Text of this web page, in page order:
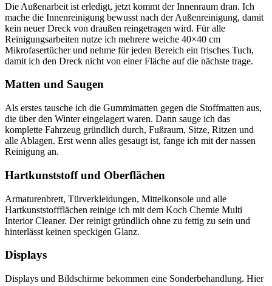
Die Außenarbeit ist erledigt, jetzt kommt der Innenraum dran. Ich
mache die Innenreinigung bewusst nach der Außenreinigung, damit
kein neuer Dreck von draußen reingetragen wird. Für alle
Reinigungsarbeiten nutze ich mehrere weiche 40×40 cm
Mikrofasertücher und nehme für jeden Bereich ein frisches Tuch,
damit ich den Dreck nicht von einer Fläche auf die nächste trage.
Matten und Saugen
Als erstes tausche ich die Gummimatten gegen die Stoffmatten aus,
die über den Winter eingelagert waren. Dann sauge ich das
komplette Fahrzeug gründlich durch, Fußraum, Sitze, Ritzen und
alle Ablagen. Erst wenn alles gesaugt ist, fange ich mit der nassen
Reinigung an.
Hartkunststoff und Oberflächen
Armaturenbrett, Türverkleidungen, Mittelkonsole und alle
Hartkunststoffflächen reinige ich mit dem Koch Chemie Multi
Interior Cleaner. Der reinigt gründlich ohne zu fettig zu sein und
hinterlässt keinen speckigen Glanz.
Displays
Displays und Bildschirme bekommen eine Sonderbehandlung. Hier